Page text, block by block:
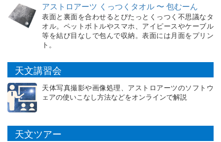
アストロアーツ くっつくタオル 〜 包むーん
表面と裏面を合わせるとぴたっとくっつく不思議なタ
オル。ペットボトルやスマホ、アイピースやケーブル
等を結び目なしで包んで収納。表面には月面をプリン
ト。
天文講習会
天体写真撮影や画像処理、アストロアーツのソフトウ
ェアの使いこなし方法などをオンラインで解説
天文ツアー